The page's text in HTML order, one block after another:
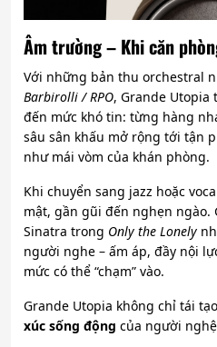
Âm trường – Khi căn
Với những bản thu orchestral
Barbirolli / RPO, Grande Utopia
đến mức khó tin: từng hàng
sâu sân khấu mở rộng tới tận
như mái vòm của khán phòng.
Khi chuyển sang jazz hoặc
mật, gần gũi đến nghẹn ngào.
Sinatra trong Only the Lonely
người nghe – ấm áp, đầy nội
mức có thể “chạm” vào.
Grande Utopia không chỉ tái
xúc sống động của người